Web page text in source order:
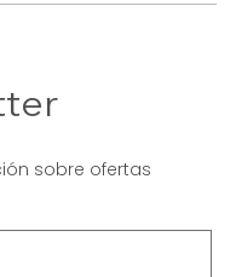
sobre ofertas